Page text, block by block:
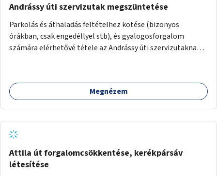
Andrássy úti szervizutak megszüntetése
Parkolás és áthaladás feltételhez kötése (bizonyos
órákban, csak engedéllyel stb), és gyalogosforgalom
számára elérhetővé tétele az Andrássy úti szervizutaknak. A
Megnézem
Attila út forgalomcsökkentése, kerékpársáv
létesítése